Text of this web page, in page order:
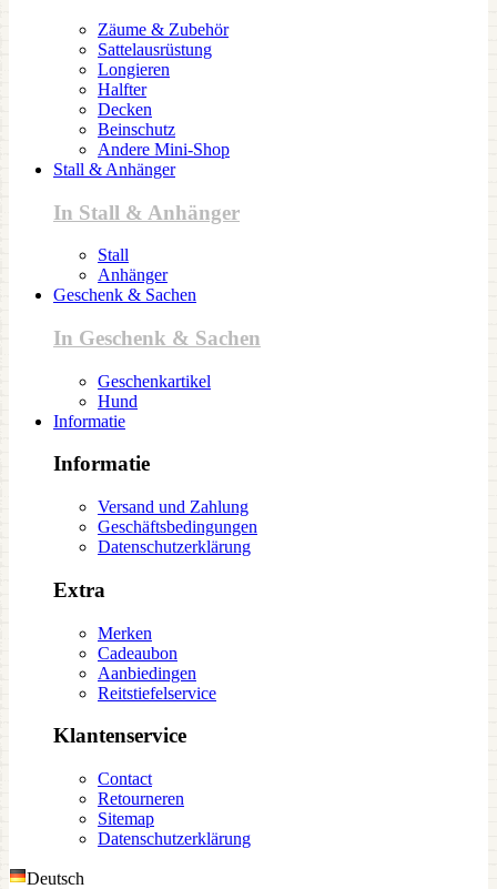
Zäume & Zubehör
Sattelausrüstung
Longieren
Halfter
Decken
Beinschutz
Andere Mini-Shop
Stall & Anhänger
In Stall & Anhänger
Stall
Anhänger
Geschenk & Sachen
In Geschenk & Sachen
Geschenkartikel
Hund
Informatie
Informatie
Versand und Zahlung
Geschäftsbedingungen
Datenschutzerklärung
Extra
Merken
Cadeaubon
Aanbiedingen
Reitstiefelservice
Klantenservice
Contact
Retourneren
Sitemap
Datenschutzerklärung
Deutsch